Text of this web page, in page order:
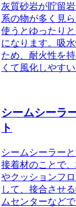
灰質砂岩が貯留
系の物が多く見
使うとゆったり
になります。吸
ため、耐火性を
くて風化しやすい
シームシーラ
ト
シームシーラー
接着材のことで
やクッションフ
して、接合させ
ムセンターなど